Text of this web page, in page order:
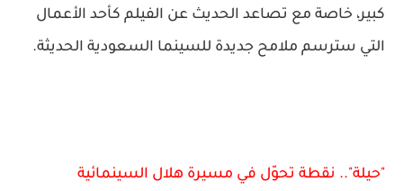
كبير، خاصة مع تصاعد الحديث عن الفيلم كأحد الأعمال
التي سترسم ملامح جديدة للسينما السعودية الحديثة.
"حيلة".. نقطة تحوّل في مسيرة هلال السينمائية